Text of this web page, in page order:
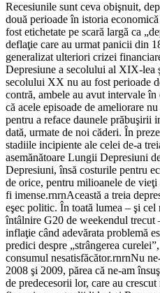
Recesiunile sunt ceva obişnuit,
două perioade în istoria
fost etichetate pe scară largă ca
deflaţie care au urmat panicii din
generalizat ulteriori crizei
Depresiune a secolului al XIX-lea
secolului XX nu au fost perioade
contră, ambele au avut intervale
că acele episoade de ameliorare
pentru a reface daunele prăbuşirii
dată, urmate de noi căderi. În
stadiile incipiente ale celei de-a
asemănătoare Lungii Depresiuni
Depresiuni, însă costurile pentru
de orice, pentru milioanele de
fi imense.rnrnAceastă a treia
eşec politic. În toată lumea – şi cel
întâlnire G20 de weekendul trecut
inflaţie când adevărata problemă
predici despre „strângerea
consumul nesatisfăcător.rnrnNu
2008 şi 2009, părea că ne-am
de predecesorii lor, care au